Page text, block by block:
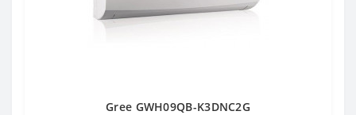
Gree GWH09QB-K3DNC2G